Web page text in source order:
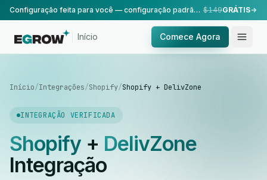
Configuração feita para você — configuração padrão, realizada pela nossa equipe. $149GRÁTIS
Início Comece Agora
Início/Integrações/Shopify/Shopify + DelivZone
INTEGRAÇÃO VERIFICADA
Shopify+ DelivZone
Integração